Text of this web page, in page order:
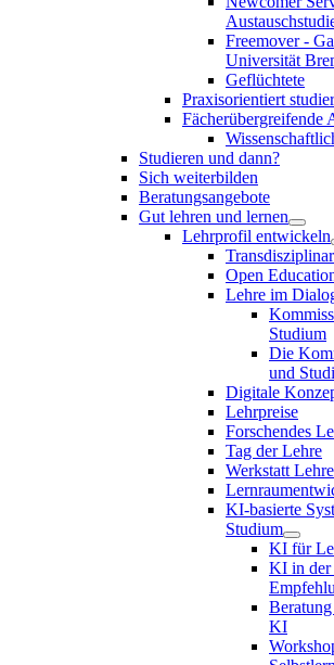
Freemover -
Universität
Geflüchtete
Praxisorientiert
Fächerübergreifende
Studieren und dann?
Sich weiterbilden
Beratungsangebote
Gut lehren und lernen
Lehrprofil entwickeln
Open
Lehre im
Studium
Die
und
Digitale
Lehrpreise
Forschendes
Tag der Lehre
Werkstatt Lehre
KI-basierte
Studium
KI für
KI in der
KI